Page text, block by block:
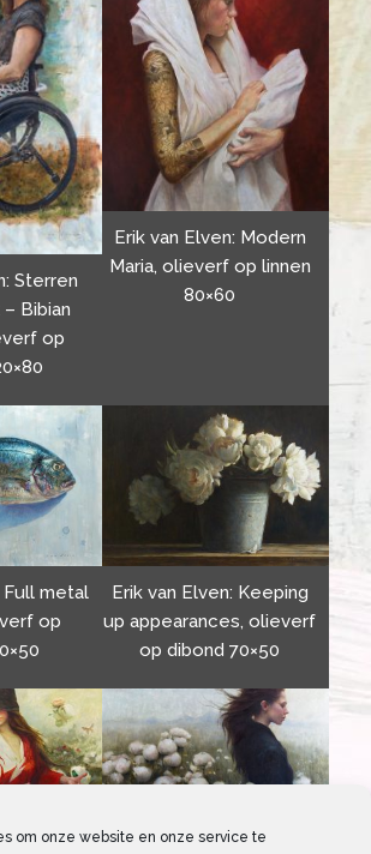
om onze website en onze service te
Sterren
Bibian
op
Erik van Elven: Modern
Maria, olieverf op linnen
80×60
Full metal
op
Erik van Elven: Keeping
up appearances, olieverf
op dibond 70×50
Erik van Elven: Flow,